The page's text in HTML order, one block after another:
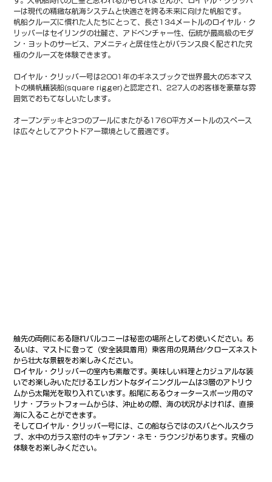
ーは現代の精緻な航海システムと快適さを誇る未来に向けた帆船です。
帆船クルーズに慣れた人たちにとって、長さ134メートルのロイヤル・ク
リッパーはセイリングの壮麗さ、アドベンチャー性、伝統が最高級のモダ
ン・ヨットのサービス、アメニティと居住性とがバランス良く配された究
極のクルーズを体験できます。
ロイヤル・クリッパー号は2001年のギネスブックで世界最大の5本マス
トの横帆艤装船(square rigger)と認定され、227人のお客様を豪華な雰
囲気でおもてなしいたします。
オープンデッキと3つのプールにまたがる1760平方メートルのスペース
は広々としてアウトドアー環境として最適です。
舳先の両側にある隠れバルコニーは秘密の場所としてお使いください。あ
るいは、マストに登って（安全装具着用）乗客用の見晴台/クローズネスト
から壮大な景観をお楽しみください。
ロイヤル・クリッパーの室内も素敵です。美味しい料理とカジュアルな装
いでお楽しみいただけるエレガントなダイニングルームは3層のアトリウ
ムから太陽光を取り入れています。船尾にあるウォータースポーツ用のマ
リナ・プラットフォームからは、沖止めの際、海の状況がよければ、直接
海に入ることができます。
そしてロイヤル・クリッパー号には、この船ならではのスパとヘルスクラ
ブ、水中のガラス窓付のキャプテン・ネモ・ラウンジがあります。究極の
体験をお楽しみください。